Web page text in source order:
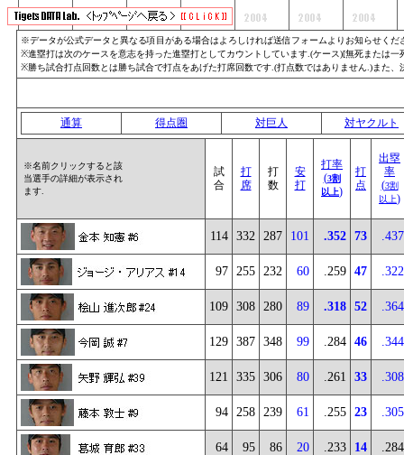
※データが公式データと異なる項目がある場合はよろしければ送信フォームよりお知らせくだ
※進塁打は次のケースを意志を持った進塁打としてカウントしています.(ケース)[無死または
※勝ち試合打点回数とは勝ち試合で打点をあげた打席回数です.(打点数ではありません.)また
通算 得点圏 対巨人 対ヤクルト
※名前クリックすると該
当選手の詳細が表示され
ます.
試
合
打
席
打
数
安
打
打率
(3割
以上)
打
点
出塁
率
(3割
以上)
114 332 287 101 .352 73 .437
97 255 232 60 .259 47 .322
109 308 280 89 .318 52 .364
129 387 348 99 .284 46 .344
121 335 306 80 .261 33 .308
94 258 239 61 .255 23 .305
64 95 86 20 .233 14 .284